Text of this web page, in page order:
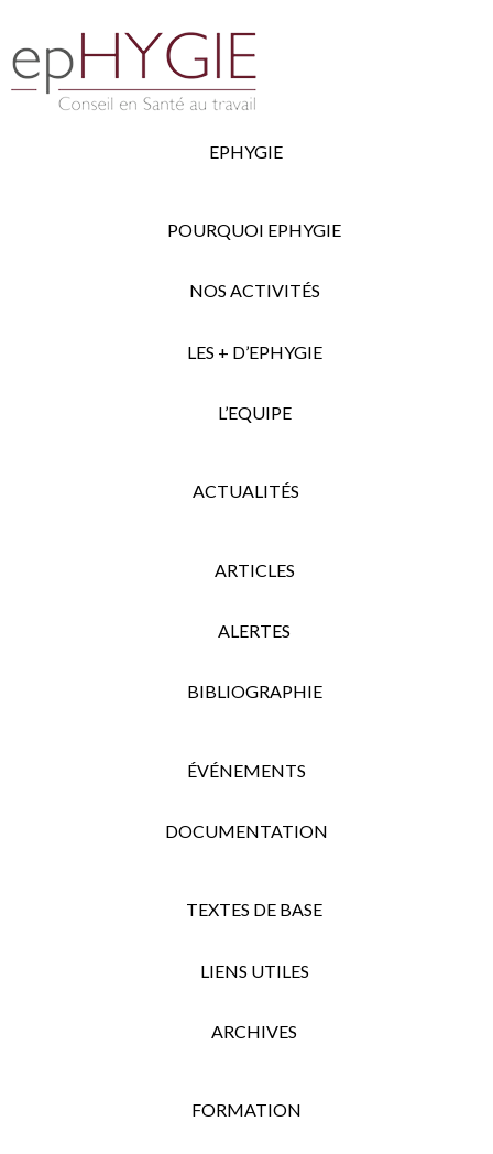
EPHYGIE
POURQUOI EPHYGIE
NOS ACTIVITÉS
LES + D’EPHYGIE
L’EQUIPE
ACTUALITÉS
ARTICLES
ALERTES
BIBLIOGRAPHIE
ÉVÉNEMENTS
DOCUMENTATION
TEXTES DE BASE
LIENS UTILES
ARCHIVES
FORMATION